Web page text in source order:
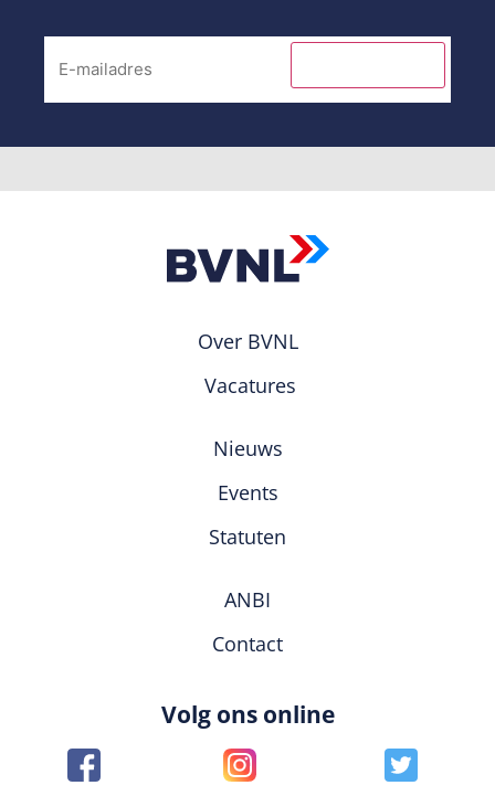
Over BVNL
Vacatures
Nieuws
Events
Statuten
ANBI
Contact
Volg ons online